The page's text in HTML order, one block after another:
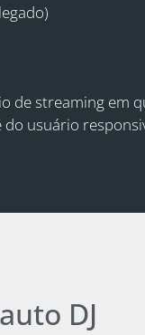
de streaming em
usuário
DJ